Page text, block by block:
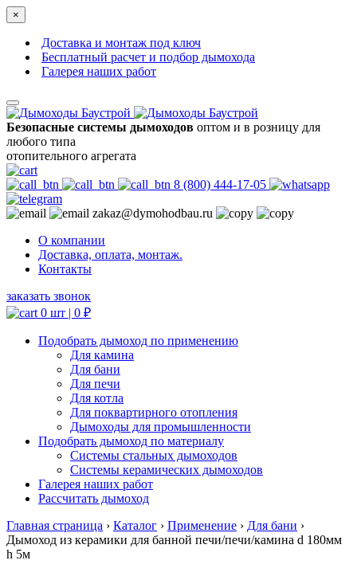
×
Доставка и монтаж под ключ
Бесплатный расчет и подбор дымохода
Галерея наших работ
Безопасные системы дымоходов оптом и в розницу для
любого типа
отопительного агрегата
8 (800) 444-17-05
zakaz@dymohodbau.ru
О компании
Доставка, оплата, монтаж.
Контакты
заказать звонок
0 шт | 0 ₽
Подобрать дымоход по применению
Для камина
Для бани
Для печи
Для котла
Для поквартирного отопления
Дымоходы для промышленности
Подобрать дымоход по материалу
Системы стальных дымоходов
Системы керамических дымоходов
Галерея наших работ
Рассчитать дымоход
Главная страница › Каталог › Применение › Для бани ›
Дымоход из керамики для банной печи/печи/камина d 180мм
h 5м